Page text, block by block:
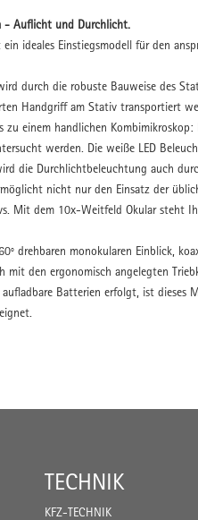
- Auflicht und Durchlicht.
ideales Einstiegsmodell für den
durch die robuste Bauweise des
Handgriff am Stativ transportiert
einem handlichen
werden. Die weiße LED
die Durchlichtbeleuchtung auch
nicht nur den Einsatz der
Mit dem 10x-Weitfeld Okular steht
drehbaren monokularen Einblick,
mit den ergonomisch angelegten
aufladbare Batterien erfolgt, ist dieses
TECHNIK
KFZ-TECHNIK